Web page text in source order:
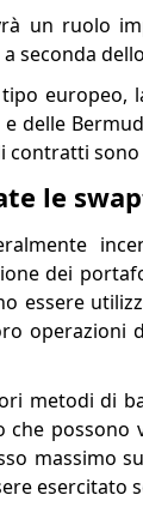
un ruolo
seconda
europeo,
delle
contratti
le
dei
essere
operazioni
metodi di
massimo
esercitato